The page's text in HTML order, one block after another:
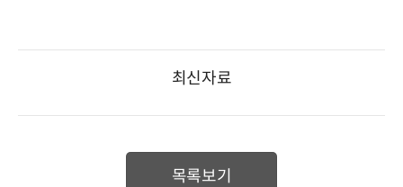
최신자료
목록보기